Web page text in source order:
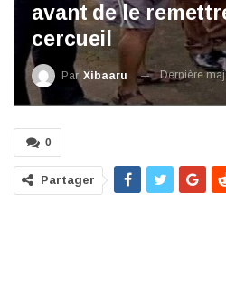
avant de le
cercueil
Par Xibaaru Dernière
0
Partager